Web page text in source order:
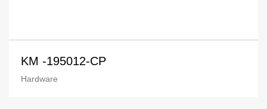
KM -195012-CP
Hardware